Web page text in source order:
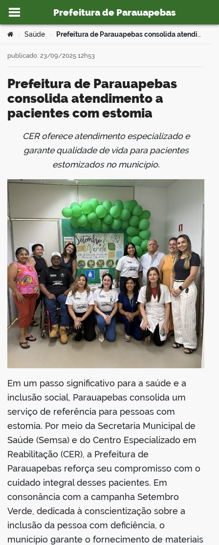
Ir para o conteúdo
Prefeitura de Parauapebas
portal
Você está aqui:
Saúde Prefeitura de Parauapebas consolida atendimento a pacientes com estomia
Prefeitura de Parauapebas
consolida atendimento a
pacientes com estomia
publicado: 23/09/2025 12h53
CER oferece atendimento especializado e
garante qualidade de vida para pacientes
estomizados no município.
Em um passo significativo para a saúde e a
inclusão social, Parauapebas consolida um
serviço de referência para pessoas com
estomia. Por meio da Secretaria Municipal de
Saúde (Semsa) e do Centro Especializado em
Reabilitação (CER), a Prefeitura de
Parauapebas reforça seu compromisso com o
cuidado integral desses pacientes. Em
consonância com a campanha Setembro
Verde, dedicada à conscientização sobre a
inclusão da pessoa com deficiência, o
município garante o fornecimento de materiais